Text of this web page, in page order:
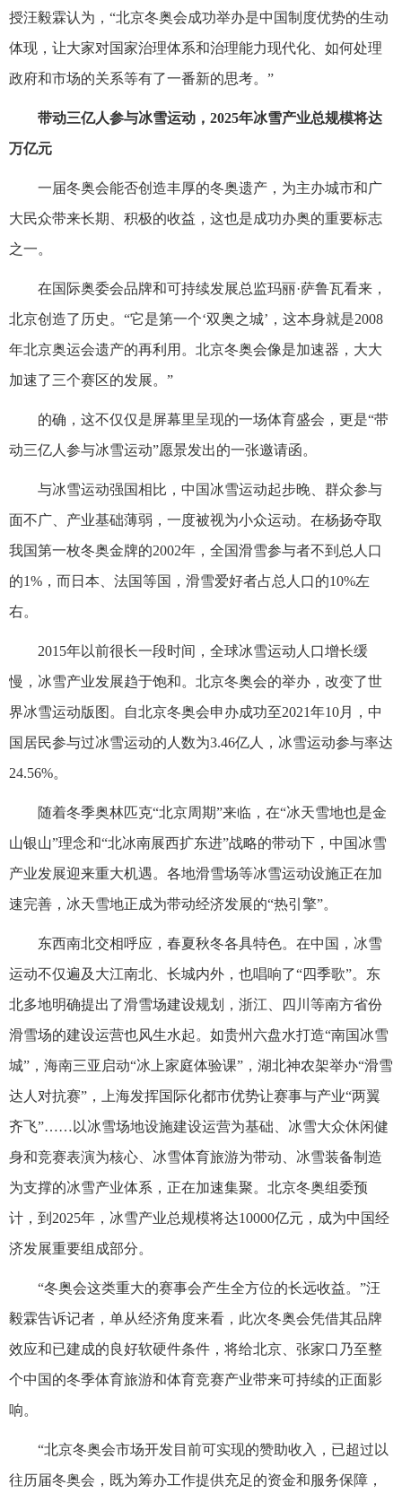
授汪毅霖认为，“北京冬奥会成功举办是中国制度优势的生动
体现，让大家对国家治理体系和治理能力现代化、如何处理
政府和市场的关系等有了一番新的思考。”
带动三亿人参与冰雪运动，2025年冰雪产业总规模将达
万亿元
一届冬奥会能否创造丰厚的冬奥遗产，为主办城市和广
大民众带来长期、积极的收益，这也是成功办奥的重要标志
之一。
在国际奥委会品牌和可持续发展总监玛丽·萨鲁瓦看来，
北京创造了历史。“它是第一个‘双奥之城’，这本身就是2008
年北京奥运会遗产的再利用。北京冬奥会像是加速器，大大
加速了三个赛区的发展。”
的确，这不仅仅是屏幕里呈现的一场体育盛会，更是“带
动三亿人参与冰雪运动”愿景发出的一张邀请函。
与冰雪运动强国相比，中国冰雪运动起步晚、群众参与
面不广、产业基础薄弱，一度被视为小众运动。在杨扬夺取
我国第一枚冬奥金牌的2002年，全国滑雪参与者不到总人口
的1%，而日本、法国等国，滑雪爱好者占总人口的10%左
右。
2015年以前很长一段时间，全球冰雪运动人口增长缓
慢，冰雪产业发展趋于饱和。北京冬奥会的举办，改变了世
界冰雪运动版图。自北京冬奥会申办成功至2021年10月，中
国居民参与过冰雪运动的人数为3.46亿人，冰雪运动参与率达
24.56%。
随着冬季奥林匹克“北京周期”来临，在“冰天雪地也是金
山银山”理念和“北冰南展西扩东进”战略的带动下，中国冰雪
产业发展迎来重大机遇。各地滑雪场等冰雪运动设施正在加
速完善，冰天雪地正成为带动经济发展的“热引擎”。
东西南北交相呼应，春夏秋冬各具特色。在中国，冰雪
运动不仅遍及大江南北、长城内外，也唱响了“四季歌”。东
北多地明确提出了滑雪场建设规划，浙江、四川等南方省份
滑雪场的建设运营也风生水起。如贵州六盘水打造“南国冰雪
城”，海南三亚启动“冰上家庭体验课”，湖北神农架举办“滑雪
达人对抗赛”，上海发挥国际化都市优势让赛事与产业“两翼
齐飞”……以冰雪场地设施建设运营为基础、冰雪大众休闲健
身和竞赛表演为核心、冰雪体育旅游为带动、冰雪装备制造
为支撑的冰雪产业体系，正在加速集聚。北京冬奥组委预
计，到2025年，冰雪产业总规模将达10000亿元，成为中国经
济发展重要组成部分。
“冬奥会这类重大的赛事会产生全方位的长远收益。”汪
毅霖告诉记者，单从经济角度来看，此次冬奥会凭借其品牌
效应和已建成的良好软硬件条件，将给北京、张家口乃至整
个中国的冬季体育旅游和体育竞赛产业带来可持续的正面影
响。
“北京冬奥会市场开发目前可实现的赞助收入，已超过以
往历届冬奥会，既为筹办工作提供充足的资金和服务保障，